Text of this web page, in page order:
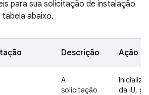
para sua solicitação de instalação
abaixo.
Descrição Ação
A
solicitação
da IU,